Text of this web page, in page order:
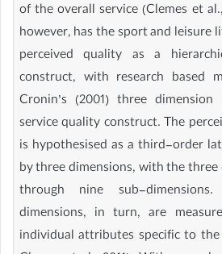
of the overall service (Clemes et
however, has the sport and leisure
perceived quality as a
construct, with research based
Cronin’s (2001) three
service quality construct. The
is hypothesised as a third-order
by three dimensions, with the three
through nine sub-
dimensions, in turn, are
individual attributes specific to the